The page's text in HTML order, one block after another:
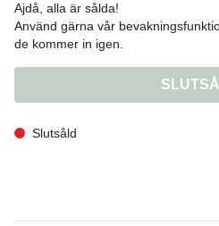
Ajdå, alla är sålda!
Använd gärna vår
de kommer in igen.
Slutsåld